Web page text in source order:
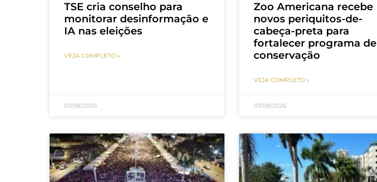
TSE cria conselho para
monitorar desinformação e
IA nas eleições
VEJA COMPLETO »
07/08/2026
Zoo Americana recebe
novos periquitos-de-
cabeça-preta para
fortalecer programa de
conservação
VEJA COMPLETO »
07/08/2026